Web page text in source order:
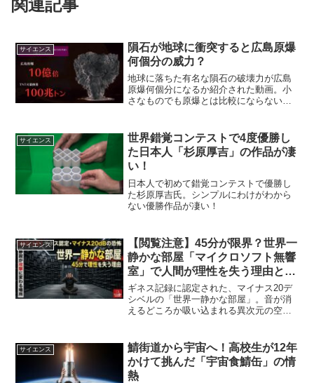
関連記事
サイエンス
隕石が地球に衝突すると広島原爆
何個分の威力？
地球に落ちた有名な隕石の破壊力が広島
原爆何個分になるか紹介された動画。小
さなものでも原爆とは比較にならない桁
サイエンス
世界錯覚コンテストで4度優勝し
た日本人「杉原厚吉」の作品が凄
い！
日本人で初めて錯覚コンテストで優勝し
た杉原厚吉氏。シンプルにわけがわから
ない優勝作品が凄い！
サイエンス
【閲覧注意】45分が限界？世界一
静かな部屋「マイクロソフト無響
室」で人間が理性を失う理由と驚
愕の最新技術
ギネス記録に認定された、マイナス20デ
シベルの「世界一静かな部屋」。音が消
えるどころか吸い込まれる異次元の空間
徹底解説。
サイエンス
鯖街道から宇宙へ！高校生が12年
かけて挑んだ「宇宙食鯖缶」の情
熱